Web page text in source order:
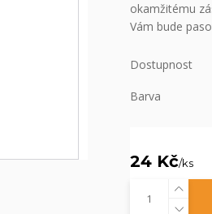
okamžitému
Vám bude
Dostupnost
Barva
24 Kč/ks